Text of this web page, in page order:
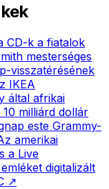
CD-k a fiatalok
mesterséges
visszatérésének
IKEA
által afrikai
milliárd dollár
este Grammy-
amerikai
a Live
digitalizált
↗